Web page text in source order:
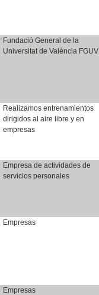
Fundació General de la
Universitat de València FGUV
Realizamos entrenamientos
dirigidos al aire libre y en
empresas
Empresa de actividades de
servicios personales
Empresas
Empresas